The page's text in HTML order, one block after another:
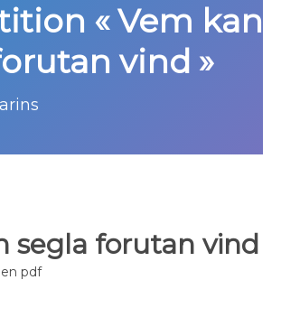
« Vem kan
vind »
segla forutan vind
pdf